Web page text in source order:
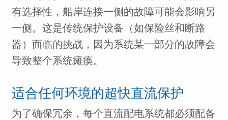
有选择性，船岸连接一侧的故障可能会影响另
一侧。这是传统保护设备（如保险丝和断路
器）面临的挑战，因为系统某一部分的故障会
导致整个系统瘫痪。
适合任何环境的超快直流保护
为了确保冗余，每个直流配电系统都必须配备